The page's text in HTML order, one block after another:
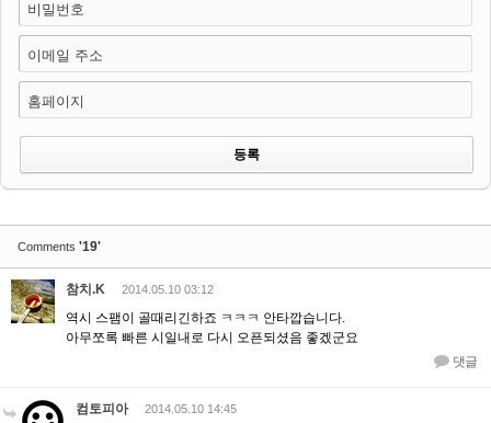
비밀번호
이메일 주소
홈페이지
Comments '19'
참치.K 2014.05.10 03:12
역시 스팸이 골때리긴하죠 ㅋㅋㅋ 안타깝습니다.
아무쪼록 빠른 시일내로 다시 오픈되셨음 좋겠군요
댓글
컴토피아 2014.05.10 14:45